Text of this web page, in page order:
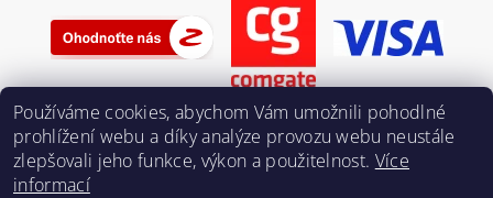
Používáme cookies, abychom Vám umožnili pohodlné
prohlížení webu a díky analýze provozu webu neustále
zlepšovali jeho funkce, výkon a použitelnost. Více
informací